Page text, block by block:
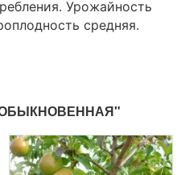
Урожайность
средняя.